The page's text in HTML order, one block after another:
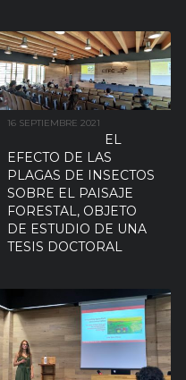
16 SEPTIEMBRE 2021
EL
EFECTO DE LAS
PLAGAS DE INSECTOS
SOBRE EL PAISAJE
FORESTAL, OBJETO
DE ESTUDIO DE UNA
TESIS DOCTORAL